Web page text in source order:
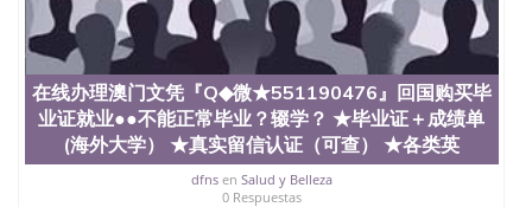
在线办理澳门文凭『Q◆微★551190476』回国购买毕
业证就业●●不能正常毕业？辍学？ ★毕业证＋成绩单
(海外大学） ★真实留信认证（可查） ★各类英
dfnsen Salud y Belleza
0 Respuestas